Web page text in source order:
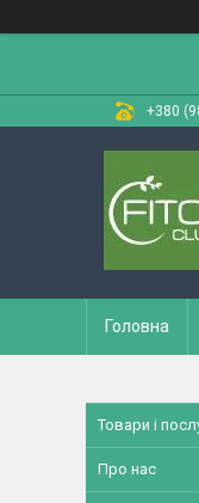
+380
Головна
Товари і
Про нас